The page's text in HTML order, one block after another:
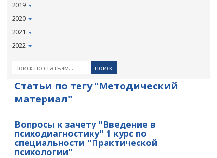
2019
2020
2021
2022
Статьи по тегу "Методический
материал"
Вопросы к зачету "Введение в
психодиагностику" 1 курс по
специальности "Практической
психологии"